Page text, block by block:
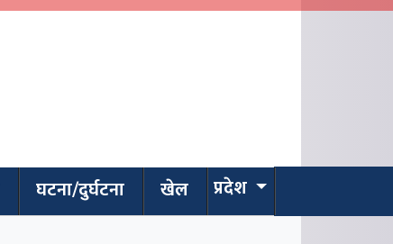
घटना/दुर्घटना खेल प्रदेश